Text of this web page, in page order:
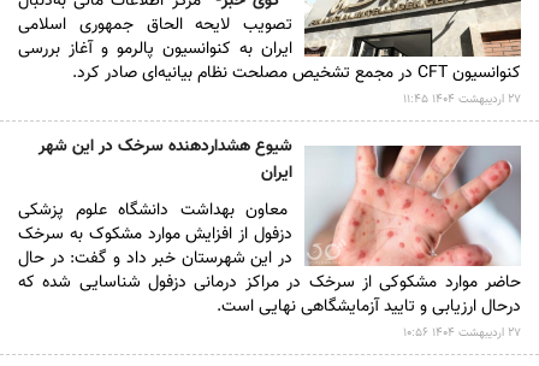
تصویب لایحه الحاق جمهوری اسلامی
ایران به کنوانسیون پالرمو و آغاز بررسی
کنوانسیون CFT در مجمع تشخیص مصلحت نظام بیانیه‌ای صادر کرد.
۲۷ ارديبهشت ۱۴۰۴ ۱۱:۴۵
شیوع هشدار‌دهنده سرخک در این شهر
ایران
معاون بهداشت دانشگاه علوم پزشکی
دزفول از افزایش موارد مشکوک به سرخک
در این شهرستان خبر داد و گفت: در حال
حاضر موارد مشکوکی از سرخک در مراکز درمانی دزفول شناسایی شده که
درحال ارزیابی و تایید آزمایشگاهی نهایی است.
۲۷ ارديبهشت ۱۴۰۴ ۱۰:۵۶